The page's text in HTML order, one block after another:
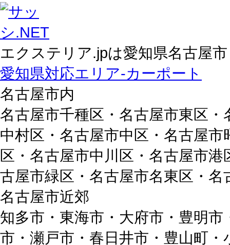
エクステリア.jpは愛知県名古屋
愛知県対応エリア-カーポート
名古屋市内
名古屋市千種区・名古屋市東区
中村区・名古屋市中区・名古屋
区・名古屋市中川区・名古屋市
古屋市緑区・名古屋市名東区・名
名古屋市近郊
知多市・東海市・大府市・豊明
市・瀬戸市・春日井市・豊山町